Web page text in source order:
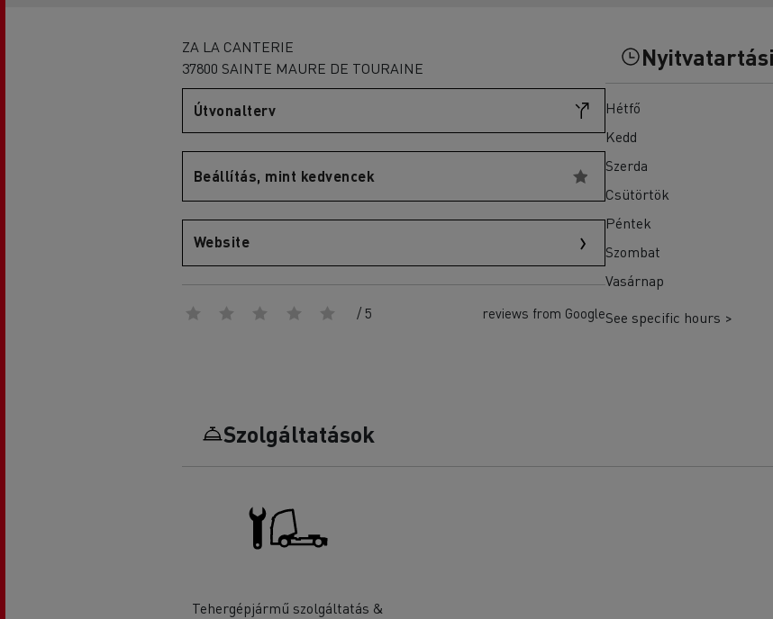
T Robust
Ellenőrizze a rendelkezésre álló teherautókat a
Használt teherautók weboldalán
ZA LA CANTERIE
37800 SAINTE MAURE DE TOURAINE
Útvonalterv
Beállítás, mint kedvencek
Website
/ 5 reviews from Google
Hétfő
Kedd
Szerda
Csütörtök
Péntek
Szombat
Vasárnap
See specific hours >
Szolgáltatások
Tehergépjármű szolgáltatás &